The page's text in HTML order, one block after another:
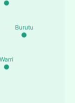
Burutu
Warri